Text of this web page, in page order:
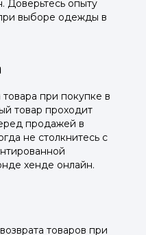
Доверьтесь опыту
выборе одежды в
при покупке в
товар проходит
продажей в
не столкнитесь с
хенде онлайн.
товаров при